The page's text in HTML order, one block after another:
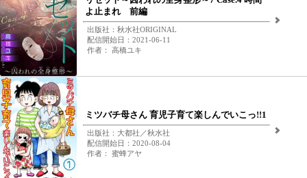
よ止まれ 前編
出版社：秋水社ORIGINAL
配信開始日：2021-06-11
作者： 高橋ユキ
ミツバチ母さん 育児子育て楽しんでいこっ!!1
出版社：大都社／秋水社
配信開始日：2020-08-04
作者： 蜜蜂アヤ